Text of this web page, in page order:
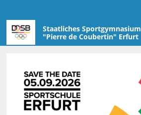
Staatliches Sportgymnasium
"Pierre de Coubertin" Erfurt